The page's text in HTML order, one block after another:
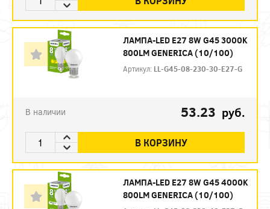
ЛАМПА-LED E27 8W G45 3000K
800LM GENERICA (10/100)
Артикул: LL-G45-08-230-30-E27-G
В наличии 53.23 руб.
В КОРЗИНУ
ЛАМПА-LED E27 8W G45 4000K
800LM GENERICA (10/100)